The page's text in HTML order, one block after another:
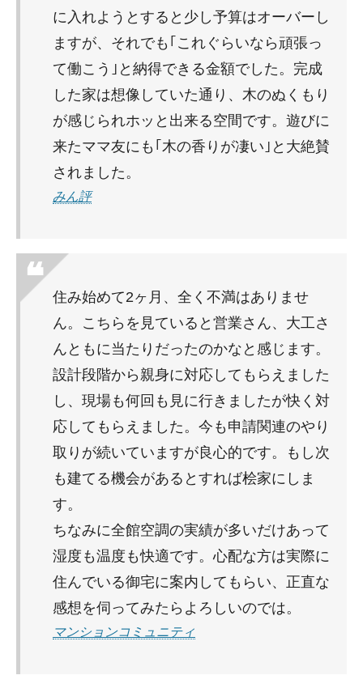
に入れようとすると少し予算はオーバーし
ますが、それでも｢これぐらいなら頑張っ
て働こう｣と納得できる金額でした。完成
した家は想像していた通り、木のぬくもり
が感じられホッと出来る空間です。遊びに
来たママ友にも｢木の香りが凄い｣と大絶賛
されました。
みん評
住み始めて2ヶ月、全く不満はありませ
ん。こちらを見ていると営業さん、大工さ
んともに当たりだったのかなと感じます。
設計段階から親身に対応してもらえました
し、現場も何回も見に行きましたが快く対
応してもらえました。今も申請関連のやり
取りが続いていますが良心的です。もし次
も建てる機会があるとすれば桧家にしま
す。
ちなみに全館空調の実績が多いだけあって
湿度も温度も快適です。心配な方は実際に
住んでいる御宅に案内してもらい、正直な
感想を伺ってみたらよろしいのでは。
マンションコミュニティ